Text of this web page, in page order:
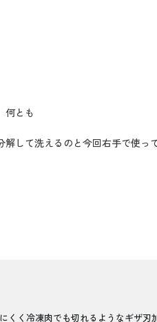
とも
て洗えるのと今回右手で使っ
く冷凍肉でも切れるようなギザ